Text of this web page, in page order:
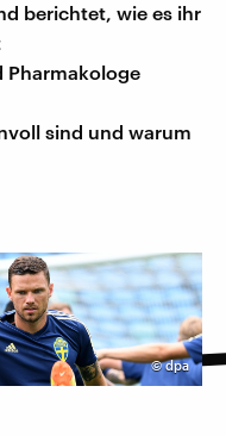
berichtet, wie es ihr
Pharmakologe
sind und warum
©dpa